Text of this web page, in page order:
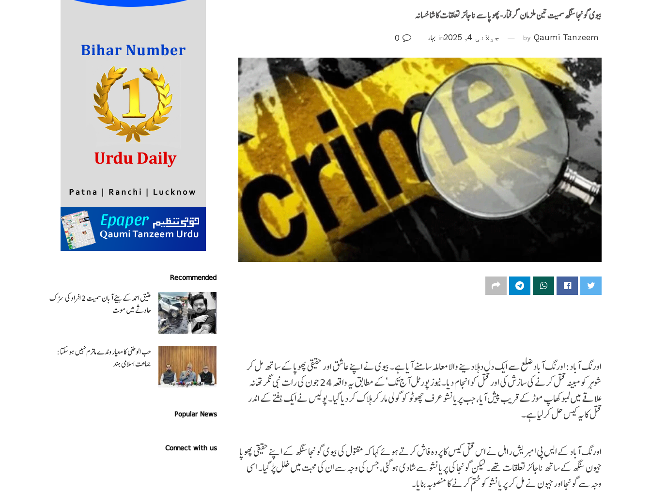
بیوی گونجا سنگھ سمیت تین ملزمان گرفتار-پھوپا سے ناجائز تعلقات کا شاخسانہ
by Qaumi Tanzeem جولائی 4, 2025 in بہار
اورنگ آباد: اورنگ آباد ضلع سے ایک دل دہلا دینے والا معاملہ سامنے آیا ہے۔ بیوی نے اپنے عاشق اور حقیقی پھوپا کے ساتھ مل کر
شوہر کو مبینہ قتل کرنے کی سازش کی اور قتل کو انجام دیا۔نیوز پورٹل آج تک‘کے مطابق یہ واقعہ 24 جون کی رات نبی نگر تھانہ
علاقے میں لمبوکھاپ موڑ کے قریب پیش آیا، جب پریانشو عرف چھوٹو کو گولی مار کر ہلاک کر دیا گیا۔ پولیس نے ایک ہفتے کے اندر
قتل کا یہ کیس حل کرلیا ہے۔
اورنگ آباد کے ایس پی امبریش راہل نے اس قتل کیس کا پردہ فاش کرتے ہوئے کہا کہ مقتول کی بیوی گونجا سنگھ کے اپنے حقیقی پھوپا
جیون سنگھ کے ساتھ ناجائز تعلقات تھے۔ لیکن گونجا کی پریانشو سے شادی ہو گئی، جس کی وجہ سے ان کی محبت میں خلل پڑ گیا۔ اسی
وجہ سے گونجا اور جیون نے مل کر پریانشو کو ختم کرنے کا منصوبہ بنایا۔
Recommended
عتیق احمد کے بیٹے آبان سمیت 2 افراد کی سڑک
حادثے میں موت
حب الوطنی کا معیار وندے ماترم نہیں ہو سکتا :
جماعت اسلامی ہند
Popular News
Connect with us